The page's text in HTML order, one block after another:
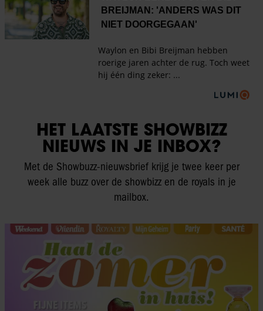
HET LAATSTE SHOWBIZZ
NIEUWS IN JE INBOX?
Met de Showbuzz-nieuwsbrief krijg je twee keer per
week alle buzz over de showbizz en de royals in je
mailbox.